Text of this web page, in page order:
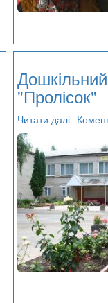
"Пролісок"
Читати даліпро
заклад
№1